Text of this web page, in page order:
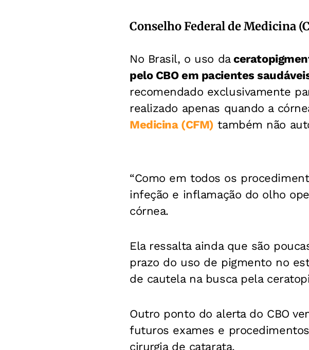
Conselho Federal de Medicina
No Brasil, o uso da
pelo CBO em pacientes
recomendado exclusivamente
realizado apenas quando a
Medicina (CFM) também não
“Como em todos os
infeção e inflamação do olho
córnea.
Ela ressalta ainda que são
prazo do uso de pigmento no
de cautela na busca pela
Outro ponto do alerta do CBO
futuros exames e
cirurgia de catarata.